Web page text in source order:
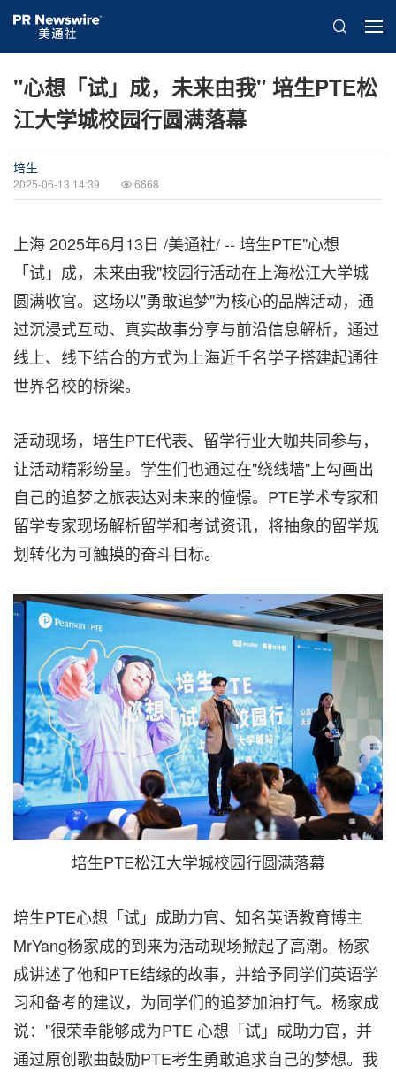
"心想「试」成，未来由我" 培生PTE松
江大学城校园行圆满落幕
培生
2025-06-13 14:39 6668
上海2025年6月13日 /美通社/ -- 培生PTE"心想
「试」成，未来由我"校园行活动在上海松江大学城
圆满收官。这场以"勇敢追梦"为核心的品牌活动，通
过沉浸式互动、真实故事分享与前沿信息解析，通过
线上、线下结合的方式为上海近千名学子搭建起通往
世界名校的桥梁。
活动现场，培生PTE代表、留学行业大咖共同参与，
让活动精彩纷呈。学生们也通过在"绕线墙"上勾画出
自己的追梦之旅表达对未来的憧憬。PTE学术专家和
留学专家现场解析留学和考试资讯，将抽象的留学规
划转化为可触摸的奋斗目标。
培生PTE松江大学城校园行圆满落幕
培生PTE心想「试」成助力官、知名英语教育博主
MrYang杨家成的到来为活动现场掀起了高潮。杨家
成讲述了他和PTE结缘的故事，并给予同学们英语学
习和备考的建议，为同学们的追梦加油打气。杨家成
说："很荣幸能够成为PTE 心想「试」成助力官，并
通过原创歌曲鼓励PTE考生勇敢追求自己的梦想。我